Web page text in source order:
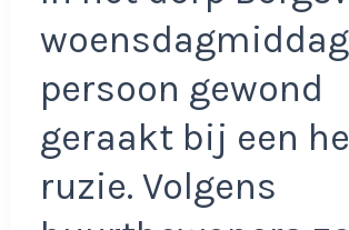
persoon gewond
geraakt bij een
ruzie. Volgens